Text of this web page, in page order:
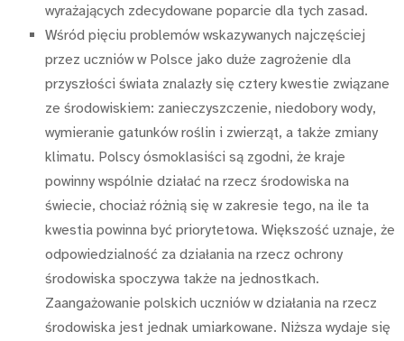
wyrażających zdecydowane poparcie dla tych zasad.
Wśród pięciu problemów wskazywanych najczęściej
przez uczniów w Polsce jako duże zagrożenie dla
przyszłości świata znalazły się cztery kwestie związane
ze środowiskiem: zanieczyszczenie, niedobory wody,
wymieranie gatunków roślin i zwierząt, a także zmiany
klimatu. Polscy ósmoklasiści są zgodni, że kraje
powinny wspólnie działać na rzecz środowiska na
świecie, chociaż różnią się w zakresie tego, na ile ta
kwestia powinna być priorytetowa. Większość uznaje, że
odpowiedzialność za działania na rzecz ochrony
środowiska spoczywa także na jednostkach.
Zaangażowanie polskich uczniów w działania na rzecz
środowiska jest jednak umiarkowane. Niższa wydaje się